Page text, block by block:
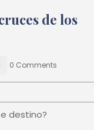
de los
0 Comments
destino?